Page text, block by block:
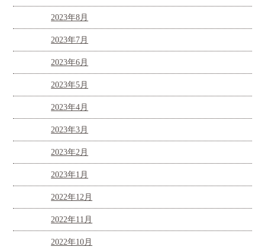
2023年8月
2023年7月
2023年6月
2023年5月
2023年4月
2023年3月
2023年2月
2023年1月
2022年12月
2022年11月
2022年10月